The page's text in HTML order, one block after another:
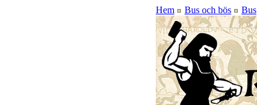
Hem Bus och bös Bus